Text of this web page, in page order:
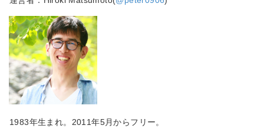
1983年生まれ。2011年5月からフリー。